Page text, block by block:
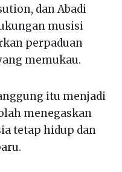
dan Abadi
musisi
perpaduan
memukau.
itu menjadi
menegaskan
tetap hidup dan